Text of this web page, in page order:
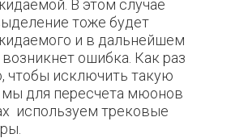
В этом случае
тоже будет
и в дальнейшем
возникнет ошибка. Как раз
чтобы исключить такую
для пересчета мюонов
используем трековые